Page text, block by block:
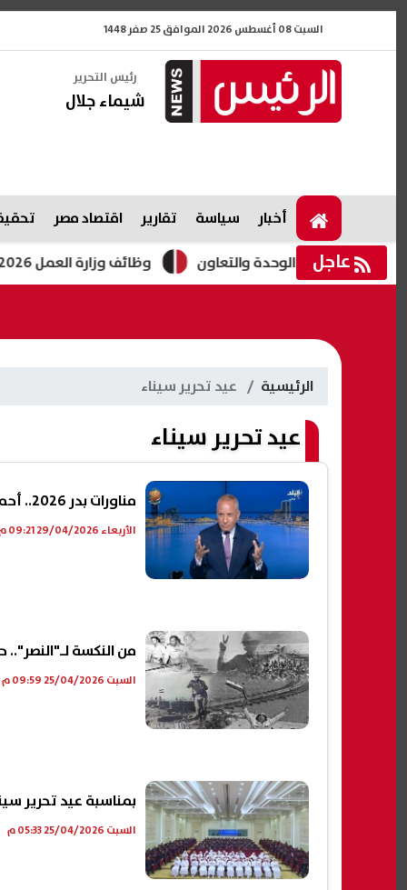
السبت 08 أغسطس 2026 الموافق 25 صفر 1448
رئيس التحرير
شيماء جلال
أخبار سياسة تقارير اقتصاد مصر
عاجل وظائف وزارة العمل 2026.. فرص جديدة للشباب برواتب تصل لـ12.5 ألف جنيه الوحدة والتعاون
الرئيسية عيد تحرير سيناء
عيد تحرير سيناء
مناورات بدر 2026.. أحمد موسى: اللي حصل في سيناء يطمن كل المصريين|فيديو
الأربعاء 29/04/2026 09:21 م
من النكسة لـ"النصر".. حكاية 3 حروب صنعت
السبت 25/04/2026 09:59 م
بمناسبة عيد تحرير سيناء.. عفو رئاسي
السبت 25/04/2026 05:33 م